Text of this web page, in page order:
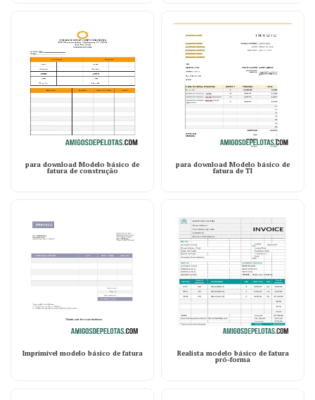
para download Modelo básico de
fatura de construção
para download Modelo básico de
fatura de TI
Imprimível modelo básico de fatura Realista modelo básico de fatura
pró-forma